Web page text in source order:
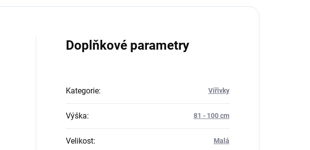
Doplňkové parametry
Kategorie: Vířivky
Výška: 81 - 100 cm
Velikost: Malá